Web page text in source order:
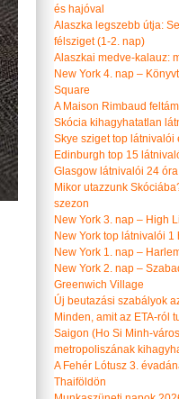
és hajóval
Alaszka legszebb útja:
félsziget (1-2. nap)
Alaszkai medve-kalauz:
New York 4. nap –
Square
A Maison Rimbaud
Skócia kihagyhatatlan
Skye sziget top látnivalói
Edinburgh top 15
Glasgow látnivalói 24
Mikor utazzunk
szezon
New York 3. nap – High
New York top látnivalói 1
New York 1. nap –
New York 2. nap –
Greenwich Village
Új beutazási szabályok
Minden, amit az ETA-ról
Saigon (Ho Si Minh-
metropoliszának
A Fehér Lótusz 3.
Thaiföldön